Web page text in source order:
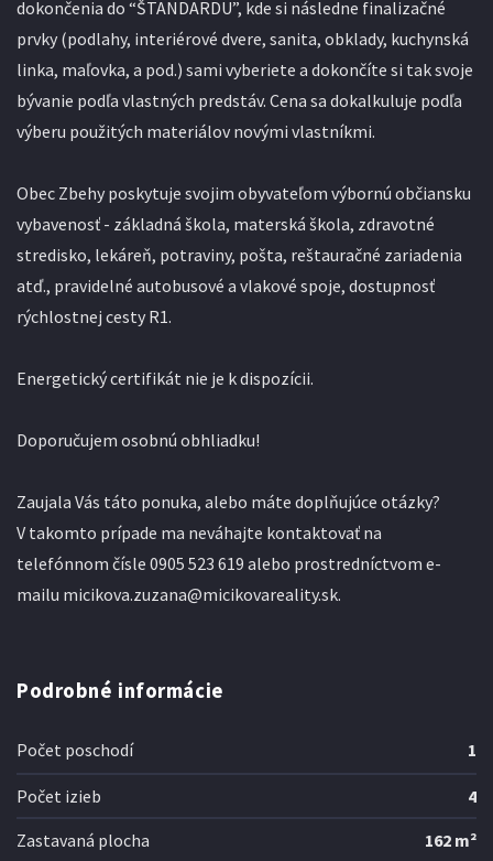
dokončenia do “ŠTANDARDU”, kde si následne finalizačné
prvky (podlahy, interiérové dvere, sanita, obklady, kuchynská
linka, maľovka, a pod.) sami vyberiete a dokončíte si tak svoje
bývanie podľa vlastných predstáv. Cena sa dokalkuluje podľa
výberu použitých materiálov novými vlastníkmi.
Obec Zbehy poskytuje svojim obyvateľom výbornú občiansku
vybavenosť - základná škola, materská škola, zdravotné
stredisko, lekáreň, potraviny, pošta, reštauračné zariadenia
atď., pravidelné autobusové a vlakové spoje, dostupnosť
rýchlostnej cesty R1.
Energetický certifikát nie je k dispozícii.
Doporučujem osobnú obhliadku!
Zaujala Vás táto ponuka, alebo máte doplňujúce otázky?
V takomto prípade ma neváhajte kontaktovať na
telefónnom čísle 0905 523 619 alebo prostredníctvom e-
mailu micikova.zuzana@micikovareality.sk.
Podrobné informácie
Počet poschodí 1
Počet izieb
4
Zastavaná plocha
162 m²